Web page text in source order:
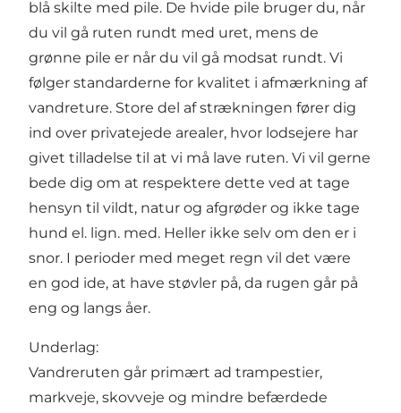
blå skilte med pile. De hvide pile bruger du, når
du vil gå ruten rundt med uret, mens de
grønne pile er når du vil gå modsat rundt. Vi
følger standarderne for kvalitet i afmærkning af
vandreture. Store del af strækningen fører dig
ind over privatejede arealer, hvor lodsejere har
givet tilladelse til at vi må lave ruten. Vi vil gerne
bede dig om at respektere dette ved at tage
hensyn til vildt, natur og afgrøder og ikke tage
hund el. lign. med. Heller ikke selv om den er i
snor. I perioder med meget regn vil det være
en god ide, at have støvler på, da rugen går på
eng og langs åer.
Underlag:
Vandreruten går primært ad trampestier,
markveje, skovveje og mindre befærdede